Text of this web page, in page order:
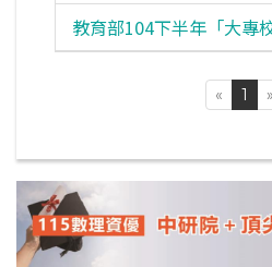
教育部104下半年「大專
« 1 »